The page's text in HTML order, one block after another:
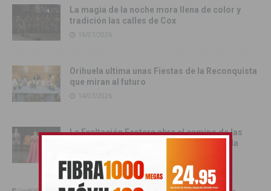
La magia de la noche mora llena de color y
tradición las calles de Cox
16/07/2026
Orihuela ultima unas Fiestas de la Reconquista
que miran al futuro
14/07/2026
La Exaltación Festera abre el camino de las
Fiestas de Moros y Cristianos de Orihuela